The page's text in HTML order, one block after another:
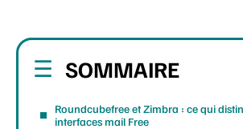
SOMMAIRE
Roundcubefree et Zimbra : ce qui
interfaces mail Free